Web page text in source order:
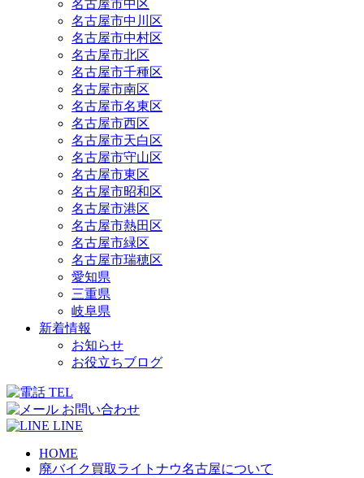
名古屋市中区
名古屋市中川区
名古屋市中村区
名古屋市北区
名古屋市千種区
名古屋市南区
名古屋市名東区
名古屋市西区
名古屋市天白区
名古屋市守山区
名古屋市東区
名古屋市昭和区
名古屋市港区
名古屋市熱田区
名古屋市緑区
名古屋市瑞穂区
愛知県
三重県
岐阜県
新着情報
お知らせ
お役立ちブログ
TEL
お問い合わせ
LINE
HOME
廃バイク買取ライトナウ名古屋について